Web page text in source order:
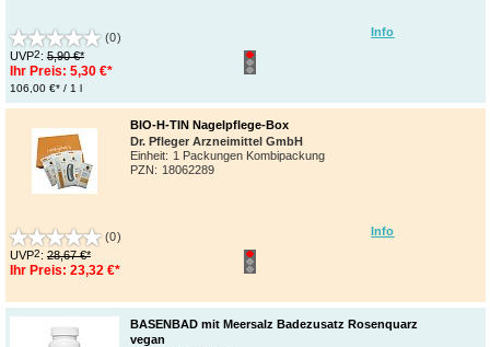
Info
(0)
UVP2: 5,90 €*
Ihr Preis: 5,30 €*
106,00 €* / 1 l
Info
BIO-H-TIN Nagelpflege-Box
Dr. Pfleger Arzneimittel GmbH
Einheit: 1 Packungen Kombipackung
PZN: 18062289
(0)
UVP2: 28,67 €*
Ihr Preis: 23,32 €*
BASENBAD mit Meersalz Badezusatz Rosenquarz
vegan